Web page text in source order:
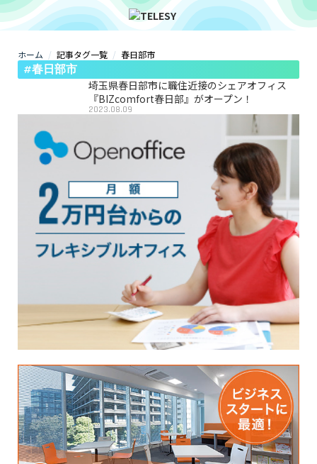
コラム
ZOOM背景
TELESYについて
@telesy
ホーム 記事タグ一覧 春日部市
#春日部市
埼玉県春日部市に職住近接のシェアオフィス
『BIZcomfort春日部』がオープン！
2023.08.09